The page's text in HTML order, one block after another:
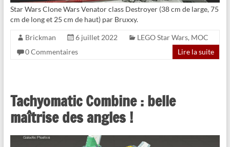
Star Wars Clone Wars Venator class Destroyer (38 cm de large, 75
cm de long et 25 cm de haut) par Bruxxy.
Brickman 6 juillet 2022 LEGO Star Wars, MOC
0 Commentaires
Lire la suite
Tachyomatic Combine : belle
maîtrise des angles !